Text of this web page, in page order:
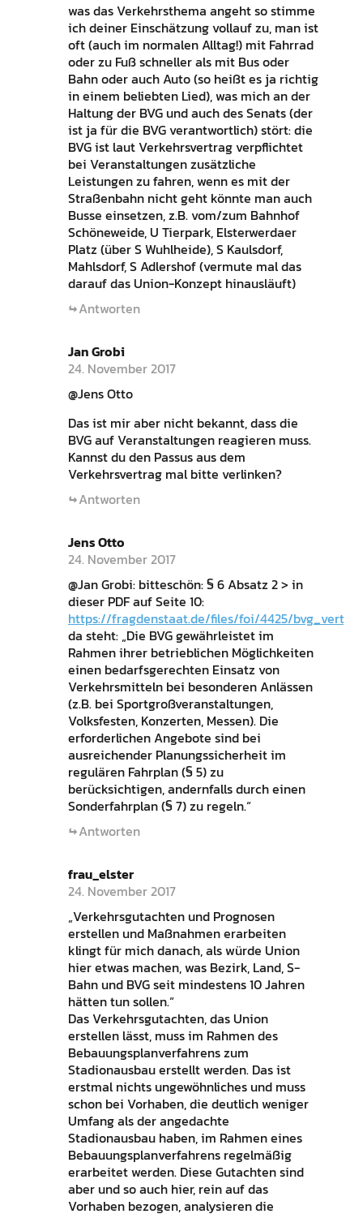
was das Verkehrsthema angeht so stimme
ich deiner Einschätzung vollauf zu, man ist
oft (auch im normalen Alltag!) mit Fahrrad
oder zu Fuß schneller als mit Bus oder
Bahn oder auch Auto (so heißt es ja richtig
in einem beliebten Lied), was mich an der
Haltung der BVG und auch des Senats (der
ist ja für die BVG verantwortlich) stört: die
BVG ist laut Verkehrsvertrag verpflichtet
bei Veranstaltungen zusätzliche
Leistungen zu fahren, wenn es mit der
Straßenbahn nicht geht könnte man auch
Busse einsetzen, z.B. vom/zum Bahnhof
Schöneweide, U Tierpark, Elsterwerdaer
Platz (über S Wuhlheide), S Kaulsdorf,
Mahlsdorf, S Adlershof (vermute mal das
darauf das Union-Konzept hinausläuft)
Antworten
Jan Grobi
24. November 2017
@Jens Otto
Das ist mir aber nicht bekannt, dass die
BVG auf Veranstaltungen reagieren muss.
Kannst du den Passus aus dem
Verkehrsvertrag mal bitte verlinken?
Antworten
Jens Otto
24. November 2017
@Jan Grobi: bitteschön: § 6 Absatz 2 > in
dieser PDF auf Seite 10:
https://fragdenstaat.de/files/foi/4425/
da steht: „Die BVG gewährleistet im
Rahmen ihrer betrieblichen Möglichkeiten
einen bedarfsgerechten Einsatz von
Verkehrsmitteln bei besonderen Anlässen
(z.B. bei Sportgroßveranstaltungen,
Volksfesten, Konzerten, Messen). Die
erforderlichen Angebote sind bei
ausreichender Planungssicherheit im
regulären Fahrplan (§ 5) zu
berücksichtigen, andernfalls durch einen
Sonderfahrplan (§ 7) zu regeln.“
Antworten
frau_elster
24. November 2017
„Verkehrsgutachten und Prognosen
erstellen und Maßnahmen erarbeiten
klingt für mich danach, als würde Union
hier etwas machen, was Bezirk, Land, S-
Bahn und BVG seit mindestens 10 Jahren
hätten tun sollen.“
Das Verkehrsgutachten, das Union
erstellen lässt, muss im Rahmen des
Bebauungsplanverfahrens zum
Stadionausbau erstellt werden. Das ist
erstmal nichts ungewöhnliches und muss
schon bei Vorhaben, die deutlich weniger
Umfang als der angedachte
Stadionausbau haben, im Rahmen eines
Bebauungsplanverfahrens regelmäßig
erarbeitet werden. Diese Gutachten sind
aber und so auch hier, rein auf das
Vorhaben bezogen, analysieren die